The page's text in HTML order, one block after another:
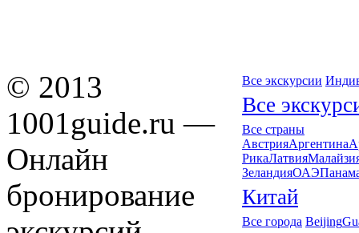
Все экскурсии
Все
Все страны
АвстрияАргентина
РикаЛатвия
ЗеландияОАЭ
Китай
Все города Beijing
© 2013
1001guide.ru —
Онлайн
бронирование